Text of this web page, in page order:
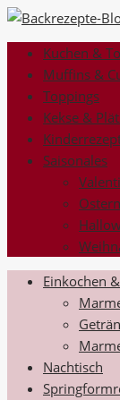
Kuchen &
Muffins &
Toppings
Kekse &
Saisonales
Ostern
Einkochen
Nachtisch